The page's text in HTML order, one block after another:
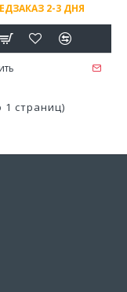
2-3 ДНЯ
1 страниц)